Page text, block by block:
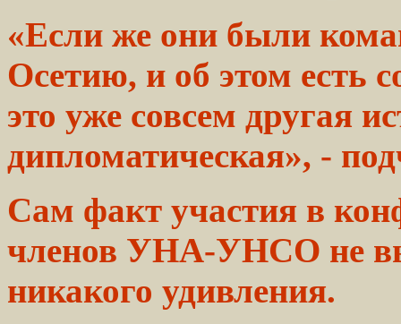
«Если же они были
Осетию, и об этом есть
это уже совсем другая
дипломатическая», -
Сам факт участия в
членов УНА-УНСО не
никакого удивления.